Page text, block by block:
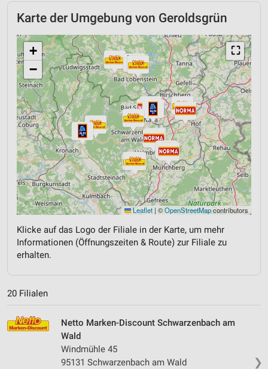
Karte der Umgebung von Geroldsgrün
⛶
+
−
Leaflet | ©OpenStreetMapcontributors
Klicke auf das Logo der Filiale in der Karte, um mehr
Informationen (Öffnungszeiten & Route) zur Filiale zu
erhalten.
20 Filialen
❯
Netto Marken-Discount Schwarzenbach am
Wald
Windmühle 45
95131 Schwarzenbach am Wald